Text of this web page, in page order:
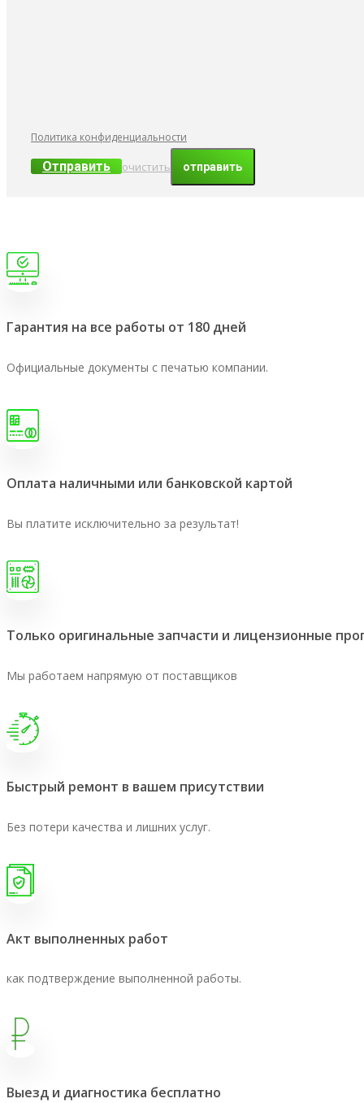
Политика конфиденциальности
Отправить очистить
Гарантия на все работы от 180 дней
Официальные документы с печатью компании.
Оплата наличными или банковской картой
Вы платите исключительно за результат!
Только оригинальные запчасти и лицензионные
Мы работаем напрямую от поставщиков
Быстрый ремонт в вашем присутствии
Без потери качества и лишних услуг.
Акт выполненных работ
как подтверждение выполненной работы.
Выезд и диагностика бесплатно